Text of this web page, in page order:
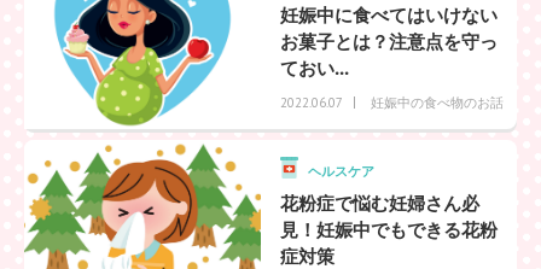
妊娠中に食べてはいけない
お菓子とは？注意点を守っ
ておい...
2022.06.07 妊娠中の食べ物のお話
ヘルスケア
花粉症で悩む妊婦さん必
見！妊娠中でもできる花粉
症対策